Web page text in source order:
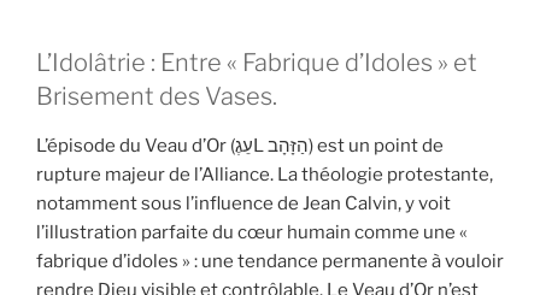
L’Idolâtrie : Entre « Fabrique d’Idoles » et
Brisement des Vases.
L’épisode du Veau d’Or (עֵגֶL הַזָּהָב) est un point de
rupture majeur de l’Alliance. La théologie protestante,
notamment sous l’influence de Jean Calvin, y voit
l’illustration parfaite du cœur humain comme une «
fabrique d’idoles » : une tendance permanente à vouloir
rendre Dieu visible et contrôlable. Le Veau d’Or n’est